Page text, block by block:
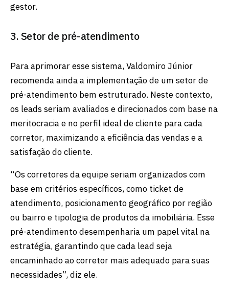
gestor.
3. Setor de pré-atendimento
Para aprimorar esse sistema, Valdomiro Júnior
recomenda ainda a implementação de um setor de
pré-atendimento bem estruturado. Neste contexto,
os leads seriam avaliados e direcionados com base na
meritocracia e no perfil ideal de cliente para cada
corretor, maximizando a eficiência das vendas e a
satisfação do cliente.
“Os corretores da equipe seriam organizados com
base em critérios específicos, como ticket de
atendimento, posicionamento geográfico por região
ou bairro e tipologia de produtos da imobiliária. Esse
pré-atendimento desempenharia um papel vital na
estratégia, garantindo que cada lead seja
encaminhado ao corretor mais adequado para suas
necessidades”, diz ele.